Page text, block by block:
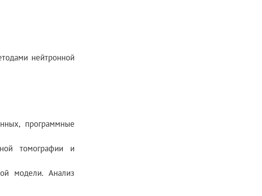
нейтронной
программные
томографии и
модели. Анализ